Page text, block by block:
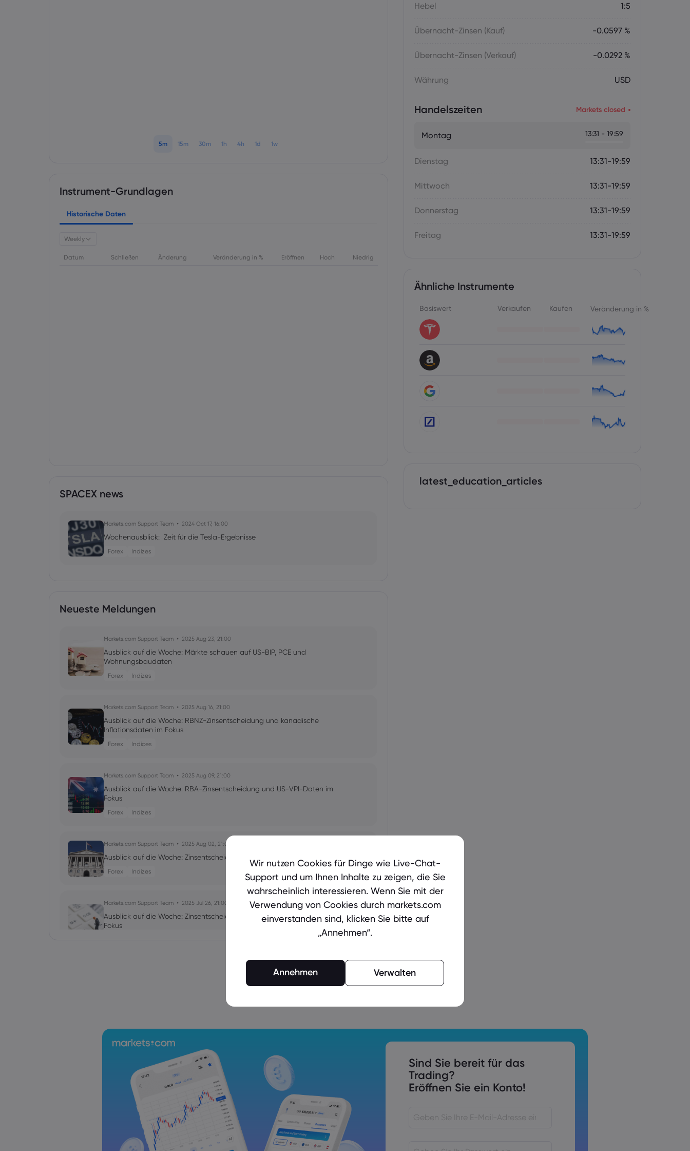
5m 15m 30m 1h 4h 1d 1w
Instrument-Grundlagen
Historische Daten
Weekly
Datum Schließen Änderung Veränderung in % Eröffnen Hoch Niedrig
SPACEX news
Markets.com Support Team 2024 Oct 17, 16:00
Wochenausblick: Zeit für die Tesla-Ergebnisse
Forex Indizes
Neueste Meldungen
Markets.com Support Team 2025 Aug 23, 21:00
Ausblick auf die Woche: Märkte schauen auf US-BIP, PCE und
Wohnungsbaudaten
Forex Indizes
Markets.com Support Team 2025 Aug 16, 21:00
Ausblick auf die Woche: RBNZ-Zinsentscheidung und kanadische
Inflationsdaten im Fokus
Forex Indices
Markets.com Support Team 2025 Aug 09, 21:00
Ausblick auf die Woche: RBA-Zinsentscheidung und US-VPI-Daten im
Fokus
Forex Indizes
Markets.com Support Team 2025 Aug 02, 21:00
Ausblick auf die Woche: Zinsentscheidungen der BoE im Fokus
Forex Indizes
Markets.com Support Team 2025 Jul 26, 21:00
Ausblick auf die Woche: Zinsentscheidungen von Fed, BoC und BoJ im
Fokus
Wochenausblick: Japan-Wahl, EZB-Zinsentscheidung, Powells Rede
Markets.com Support Team 2025 Jul 12, 21:00
Wochenausblick: Inflationsdaten aus den USA, Kanada und dem
Vereinigten Königreich im Fokus
Indizes
Markets.com Support Team 2025 Jul 05, 21:00
Wochenausblick: Der Fokus der Geldpolitik richtet sich auf die RBA und die
Indizes
Hebel 1:5
Übernacht-Zinsen (Kauf) -0.0597 %
Übernacht-Zinsen (Verkauf) -0.0292 %
Währung USD
Handelszeiten Markets closed
Montag 13:31 - 19:59
Dienstag 13:31-19:59
Mittwoch 13:31-19:59
Donnerstag 13:31-19:59
Freitag 13:31-19:59
Ähnliche Instrumente
Basiswert Verkaufen Kaufen Veränderung in %
latest_education_articles
Sind Sie bereit für das
Trading?
Eröffnen Sie ein Konto!
Wir nutzen Cookies für Dinge wie Live-Chat-
Support und um Ihnen Inhalte zu zeigen, die Sie
wahrscheinlich interessieren. Wenn Sie mit der
Verwendung von Cookies durch markets.com
einverstanden sind, klicken Sie bitte auf
„Annehmen“.
Annehmen Verwalten